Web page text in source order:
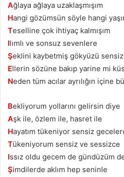
Ağlaya ağlaya uzaklaşmışım
Hangi gözümsün söyle hangi
Teselline çok ihtiyaç kalmışım
Ilımlı ve sonsuz sevenlere
Şeklini kaybetmiş gökyüzü
Ellerin sözüne bakıp yarine mi
Neden tüm acılar ayrılığın içine
Bekliyorum yollarını gelirsin diye
Aşk ile, özlem ile, hasret ile
Hayatım tükeniyor sensiz
Tükeniyorum sensiz ve sessizce
Issız oldu gecem de gündüzüm
Şimdilerde aklım hep seninle